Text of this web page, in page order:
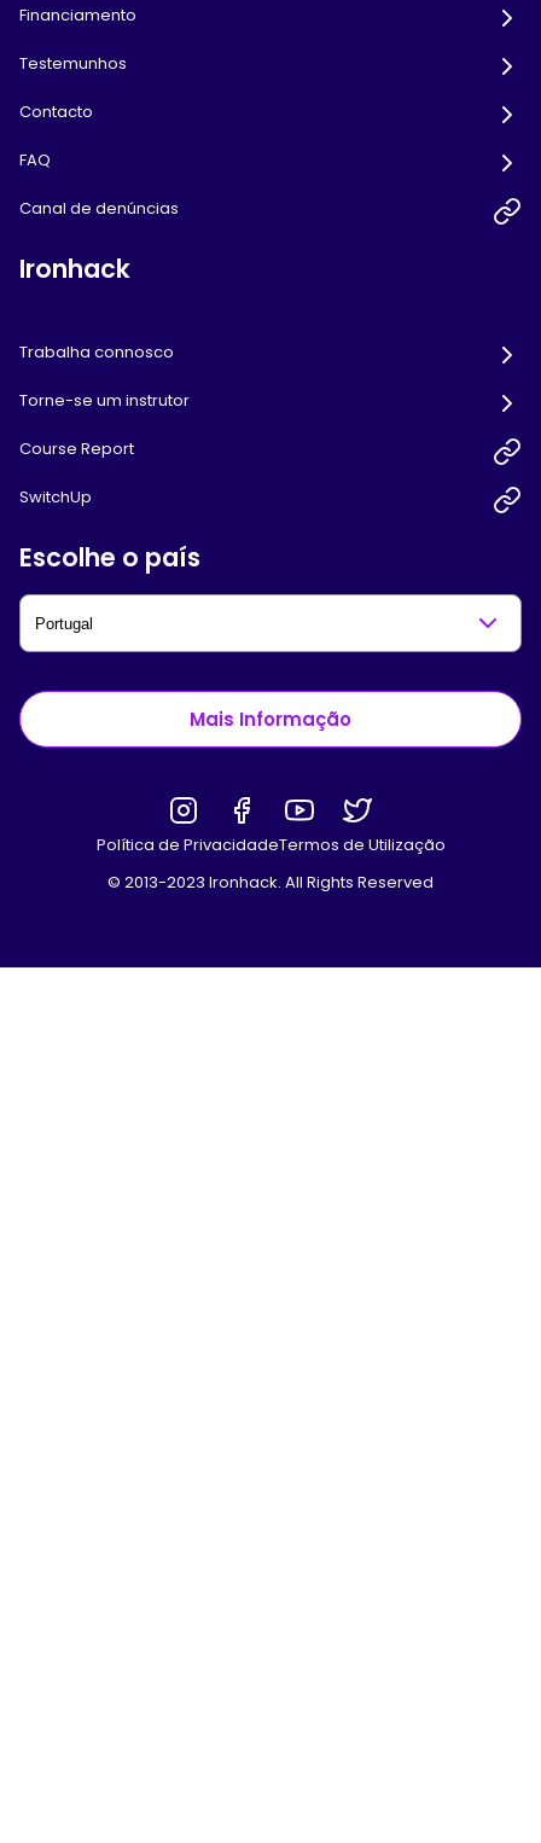
Financiamento
Testemunhos
Contacto
FAQ
Canal de denúncias
Ironhack
Trabalha connosco
Torne-se um instrutor
Course Report
SwitchUp
Escolhe o país
Mais Informação
Política de PrivacidadeTermos de Utilização
© 2013-2023 Ironhack. All Rights Reserved